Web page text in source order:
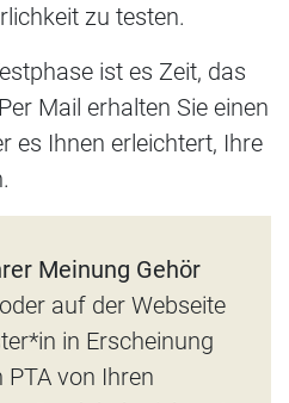
zu testen.
ist es Zeit, das
Mail erhalten Sie einen
es Ihnen erleichtert, Ihre
Meinung Gehör
auf der Webseite
in Erscheinung
von Ihren